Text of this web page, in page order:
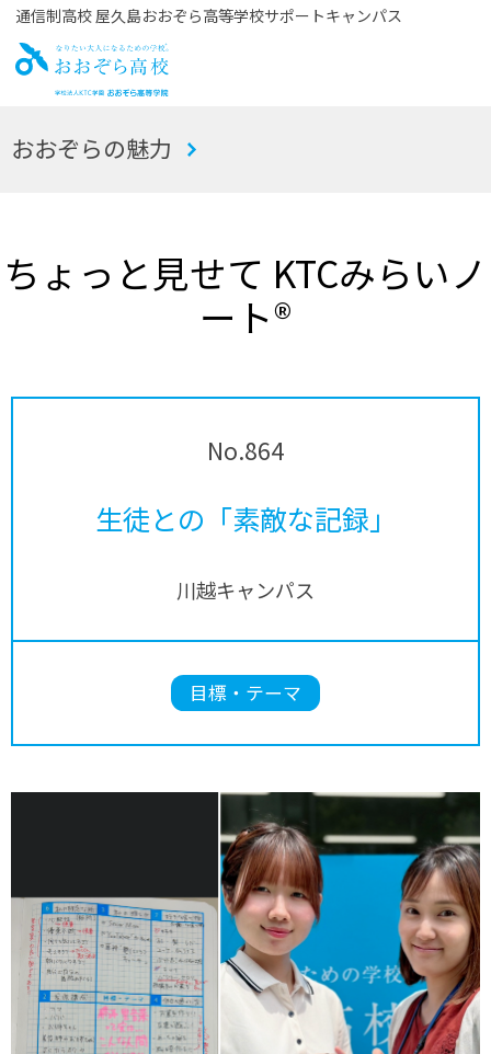
通信制高校 屋久島おおぞら高等学校サポートキャンパス
お
おおぞらの魅力
ちょっと見せて KTCみらいノ
ート®
No.864
生徒との「素敵な記録」
川越キャンパス
目標・テーマ